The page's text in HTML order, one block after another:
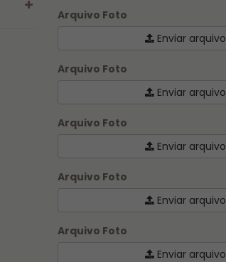
Arquivo Foto
Enviar arquivo
Arquivo Foto
Enviar arquivo
Arquivo Foto
Enviar arquivo
Arquivo Foto
Enviar arquivo
Arquivo Foto
Enviar arquivo